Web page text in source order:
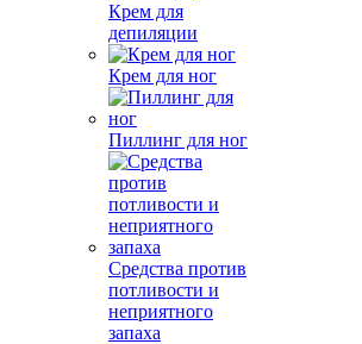
Крем для
депиляции
Крем для ног
Пиллинг для ног
Средства против
потливости и
неприятного
запаха